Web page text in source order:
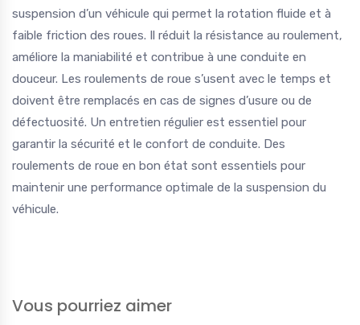
suspension d’un véhicule qui permet la rotation fluide et à
faible friction des roues. Il réduit la résistance au roulement,
améliore la maniabilité et contribue à une conduite en
douceur. Les roulements de roue s’usent avec le temps et
doivent être remplacés en cas de signes d’usure ou de
défectuosité. Un entretien régulier est essentiel pour
garantir la sécurité et le confort de conduite. Des
roulements de roue en bon état sont essentiels pour
maintenir une performance optimale de la suspension du
véhicule.
Vous pourriez aimer